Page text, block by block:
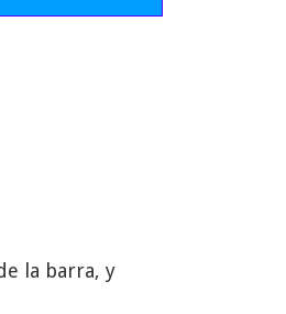
la barra, y